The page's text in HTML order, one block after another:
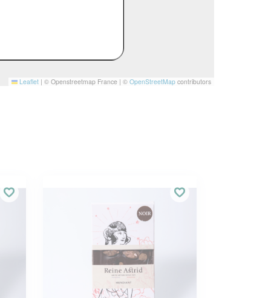
Leaflet | © Openstreetmap France | © OpenStreetMap contributors